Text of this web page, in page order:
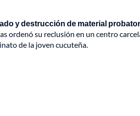
y destrucción de material
ordenó su reclusión en un centro
de la joven cucuteña.